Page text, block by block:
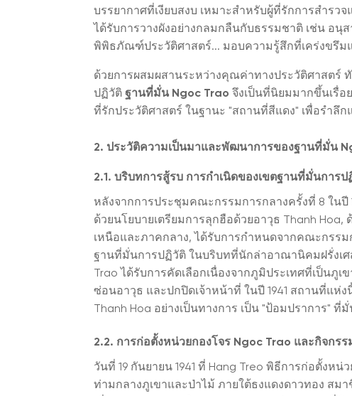
บรรยากาศที่เงียบสงบ เหมาะสำหรับผู้ที่รักการสำร
ได้รับการวางผังอย่างกลมกลืนกับธรรมชาติ เช่น อนุ
พิพิธภัณฑ์ประวัติศาสตร์... มอบความรู้สึกที่เคร่งขรึม
ด้วยการผสมผสานระหว่างคุณค่าทางประวัติศาสตร์
ปฏิวัติ ฐานที่มั่น Ngoc Trao จึงเป็นที่นิยมมากขึ้นเรื่อ
ที่รักประวัติศาสตร์ ในฐานะ "สถานที่สีแดง" เพื่อรำลึ
2. ประวัติความเป็นมาและพัฒนาการของฐานที่มั่น
2.1. บริบทการสู้รบ การกำเนิดของเขตฐานที่มั่นการป
หลังจากการประชุมคณะกรรมการกลางครั้งที่ 8 ในปี
ด้วยนโยบายเตรียมการลุกฮือด้วยอาวุธ Thanh
เหนือและภาคกลาง, ได้รับการกำหนดจากคณะกรร
ฐานที่มั่นการปฏิวัติ ในบริบทที่นักล่าอาณานิคมฝรั่งเ
Trao ได้รับการคัดเลือกเนื่องจากภูมิประเทศที่เป็นภู
ซ่อนอาวุธ และปกปิดเจ้าหน้าที่ ในปี 1941 สถานที่แห่
Thanh Hoa อย่างเป็นทางการ เป็น "ป้อมปราการ"
2.2. การก่อตั้งหน่วยกองโจร Ngoc Trao และกิจกรร
วันที่ 19 กันยายน 1941 ที่ Hang Treo พิธีการก่อตั้งหน่
ท่ามกลางภูเขาและป่าไม้ ภายใต้ธงแดงดาวทอง ส